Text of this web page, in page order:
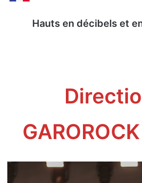
Hauts en décibels et